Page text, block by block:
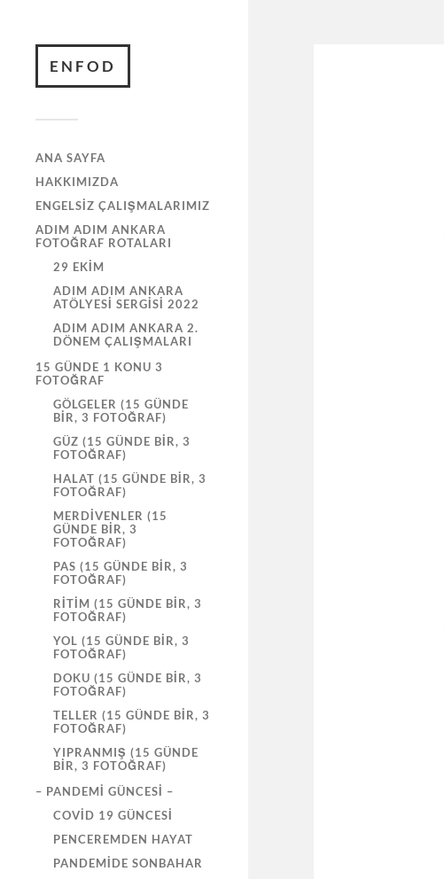
ENFOD
ANA SAYFA
HAKKIMIZDA
ENGELSIZ ÇALIŞMALARIMIZ
ADIM ADIM ANKARA
FOTOĞRAF ROTALARI
29 EKIM
ADIM ADIM ANKARA
ATÖLYESI SERGISI 2022
ADIM ADIM ANKARA 2.
DÖNEM ÇALIŞMALARI
15 GÜNDE 1 KONU 3
FOTOĞRAF
GÖLGELER (15 GÜNDE
BIR, 3 FOTOĞRAF)
GÜZ (15 GÜNDE BIR, 3
FOTOĞRAF)
HALAT (15 GÜNDE BIR, 3
FOTOĞRAF)
MERDIVENLER (15
GÜNDE BIR, 3
FOTOĞRAF)
PAS (15 GÜNDE BIR, 3
FOTOĞRAF)
RITIM (15 GÜNDE BIR, 3
FOTOĞRAF)
YOL (15 GÜNDE BIR, 3
FOTOĞRAF)
DOKU (15 GÜNDE BIR, 3
FOTOĞRAF)
TELLER (15 GÜNDE BIR, 3
FOTOĞRAF)
YIPRANMIŞ (15 GÜNDE
BIR, 3 FOTOĞRAF)
– PANDEMI GÜNCESI –
COVID 19 GÜNCESI
PENCEREMDEN HAYAT
PANDEMIDE SONBAHAR